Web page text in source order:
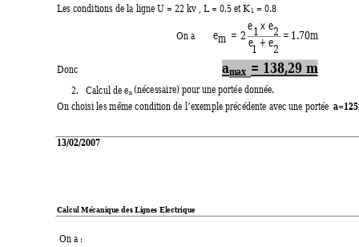
13/02/2007
Les conditions de la ligne U = 22 kv , L = 0.5 et K1 = 0.8
On a
m
e
e
e
e
m
e70
.
1
2
1
2
1
2=
+
×
=
Donc amax = 138,29 m
2. Calcul de en (nécessaire) pour une portée donnée.
On choisi les même condition de l’exemple précédente avec une portée
Calcul Mécanique des Lignes Electrique
On a :